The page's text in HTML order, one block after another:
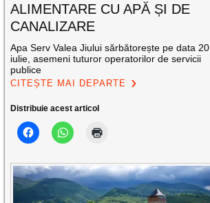
ALIMENTARE CU APĂ ȘI DE
CANALIZARE
Apa Serv Valea Jiului sărbătorește pe data 20
iulie, asemeni tuturor operatorilor de servicii
publice
CITEȘTE MAI DEPARTE
Distribuie acest articol